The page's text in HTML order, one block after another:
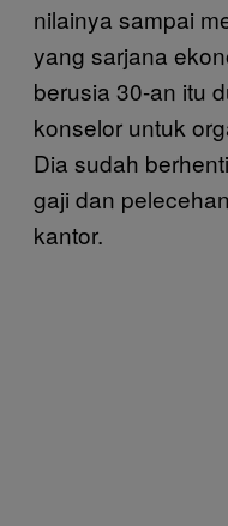
nilainya sampai
yang sarjana
berusia 30-an itu
konselor untuk
Dia sudah
gaji dan
kantor.